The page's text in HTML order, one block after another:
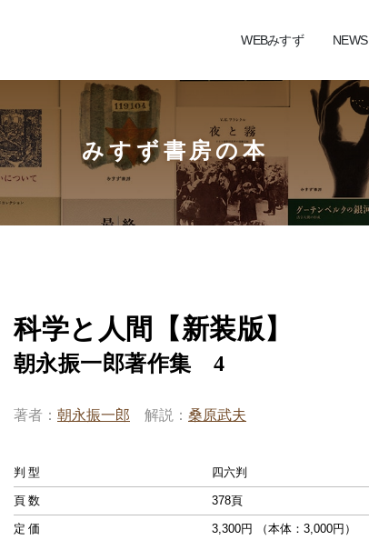
WEBみすず NEWS
みすず書房の本
科学と人間【新装版】
朝永振一郎著作集 4
著者 朝永振一郎 解説 桑原武夫
判型 四六判
頁数 378頁
定価 3,300円 （本体：3,000円）